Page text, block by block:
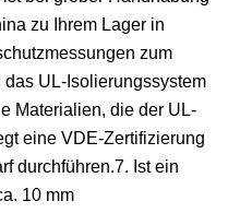
zu Ihrem Lager in
zum
UL-Isolierungssystem
Materialien, die der UL-
eine VDE-Zertifizierung
durchführen.7. Ist ein
10 mm